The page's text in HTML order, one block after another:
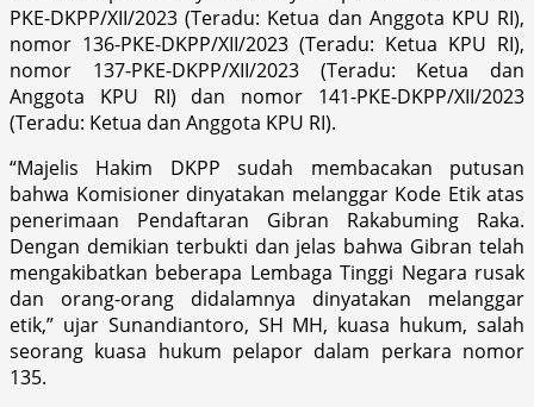
PKE-DKPP/XII/2023 (Teradu: Ketua dan Anggota KPU RI),
nomor 136-PKE-DKPP/XII/2023 (Teradu: Ketua KPU RI),
nomor 137-PKE-DKPP/XII/2023 (Teradu: Ketua dan
Anggota KPU RI) dan nomor 141-PKE-DKPP/XII/2023
(Teradu: Ketua dan Anggota KPU RI).
“Majelis Hakim DKPP sudah membacakan putusan
bahwa Komisioner dinyatakan melanggar Kode Etik atas
penerimaan Pendaftaran Gibran Rakabuming Raka.
Dengan demikian terbukti dan jelas bahwa Gibran telah
mengakibatkan beberapa Lembaga Tinggi Negara rusak
dan orang-orang didalamnya dinyatakan melanggar
etik,” ujar Sunandiantoro, SH MH, kuasa hukum, salah
seorang kuasa hukum pelapor dalam perkara nomor
135.